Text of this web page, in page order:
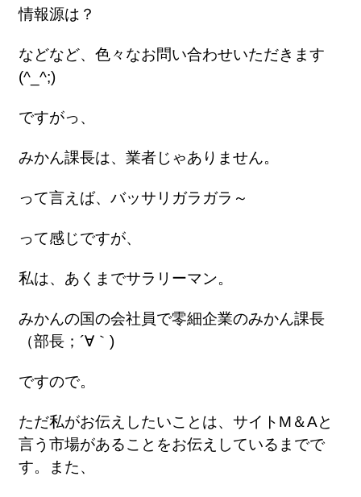
情報源は？
などなど、色々なお問い合わせいただきます
(^_^;)
ですがっ、
みかん課長は、業者じゃありません。
って言えば、バッサリガラガラ～
って感じですが、
私は、あくまでサラリーマン。
みかんの国の会社員で零細企業のみかん課長
（部長；´∀｀)
ですので。
ただ私がお伝えしたいことは、サイトM＆Aと
言う市場があることをお伝えしているまでで
す。また、